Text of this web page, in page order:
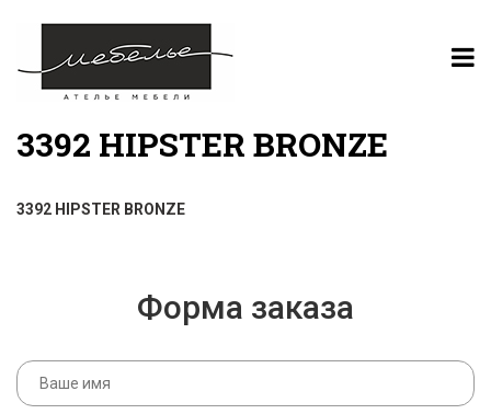
3392 HIPSTER BRONZE
3392 HIPSTER BRONZE
Форма заказа